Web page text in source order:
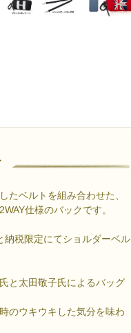
たベルトを組み合わせた、
仕様のバックです。
納税限定にてショルダーベル
と太田敬子氏によるバッグ
のウキウキした気分を味わ